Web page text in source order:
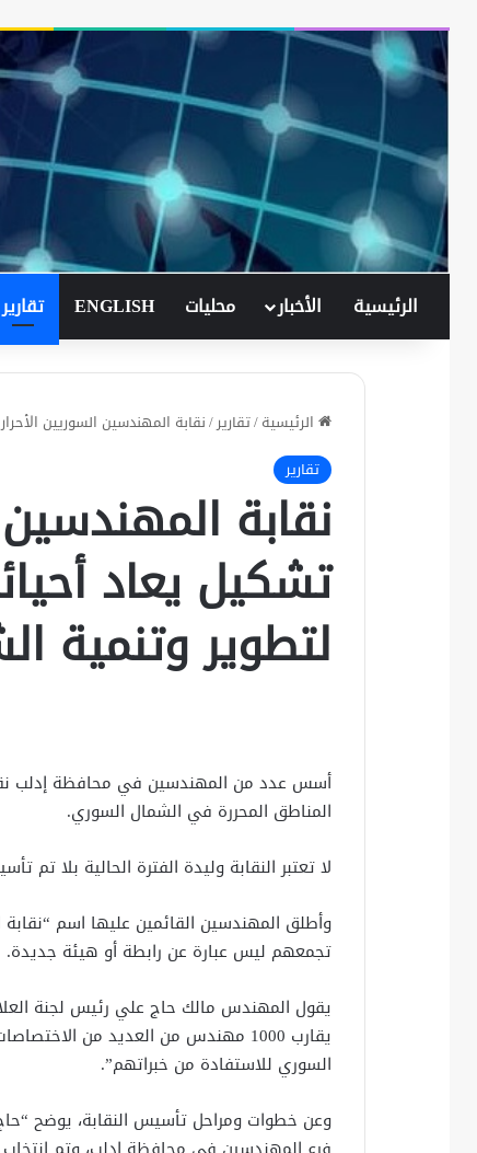
الرئيسية الأخبار محليات ENGLISH تقارير
الرئيسية/تقارير/نقابة المهندسين السوريين
تقارير
نقابة
تشكيل يعاد
لتطوير وتنمية
أسس عدد من المهندسين في محافظة إدلب
المناطق المحررة في الشمال السوري.
لا تعتبر النقابة وليدة الفترة الحالية بلا تم تأسيسها
وأطلق المهندسين القائمين عليها اسم
تجمعهم ليس عبارة عن رابطة أو هيئة جديدة.
يقول المهندس مالك حاج علي رئيس لجنة
يقارب 1000 مهندس من العديد من
السوري للاستفادة من خبراتهم”.